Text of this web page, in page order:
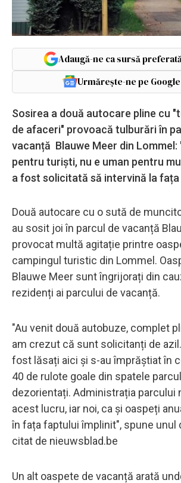
Adaugă-ne ca sursă
Urmărește-ne pe
Sosirea a două autocare pline cu
de afaceri" provoacă tulburări în
vacanță Blauwe Meer din Lommel:
pentru turiști, nu e uman pentru
a fost solicitată să intervină la fața
Două autocare cu o sută de
au sosit joi în parcul de vacanță
provocat multă agitație printre
campingul turistic din Lommel.
Blauwe Meer sunt îngrijorați din
rezidenți ai parcului de vacanță.
"Au venit două autobuze, complet
am crezut că sunt solicitanți de
fost lăsați aici și s-au împrăștiat în
40 de rulote goale din spatele
dezorientați. Administrația parcului
acest lucru, iar noi, ca și oaspeți
în fața faptului împlinit", spune unul
citat de nieuwsblad.be
Un alt oaspete de vacanță arată